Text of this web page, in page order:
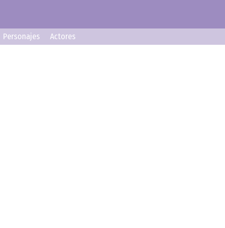
Personajes Actores